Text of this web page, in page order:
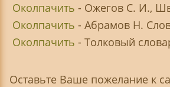
Околпачить - Ожегов С. И.,
Околпачить - Абрамов Н.
Околпачить - Толковый
Оставьте Ваше пожелание к